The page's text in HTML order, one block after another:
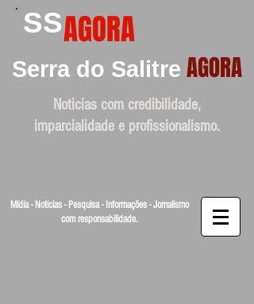
SSAGORA
Serra do Salitre AGORA
Noticias com credibilidade,
imparcialidade e profissionalismo.
Mídia - Noticias - Pesquisa - Informações - Jornalismo
com responsabilidade.